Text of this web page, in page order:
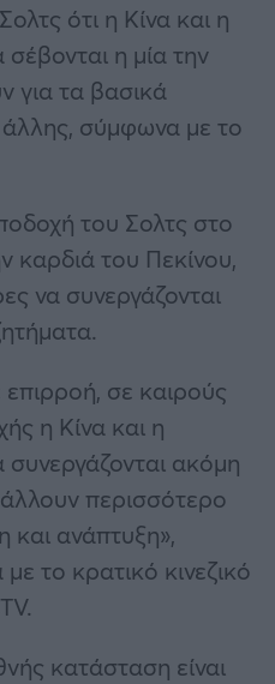
ότι η Κίνα και η
η μία την
για τα βασικά
σύμφωνα με το
του Σολτς στο
του Πεκίνου,
να συνεργάζονται
σε καιρούς
η Κίνα και η
ακόμη
περισσότερο
και ανάπτυξη»,
το κρατικό κινεζικό
κατάσταση είναι